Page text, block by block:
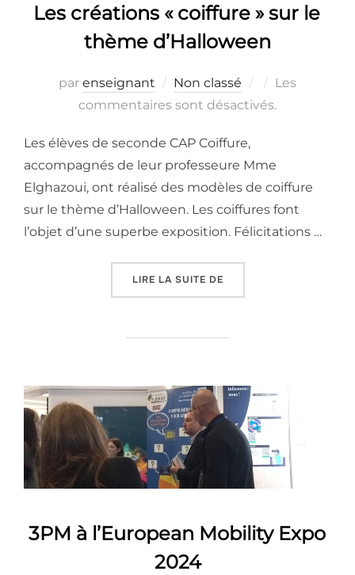
Les créations « coiffure » sur le
thème d’Halloween
par enseignant Non classé
Publié
le
Les
commentaires sont désactivés.
Les élèves de seconde CAP Coiffure,
accompagnés de leur professeure Mme
Elghazoui, ont réalisé des modèles de coiffure
sur le thème d’Halloween. Les coiffures font
l’objet d’une superbe exposition. Félicitations …
LIRE LA SUITE DE« LES CRÉATIONS «
3PM à l’European Mobility Expo
2024